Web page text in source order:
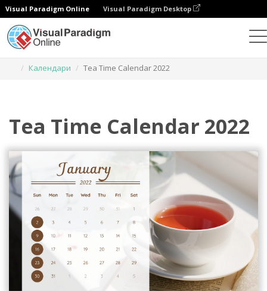
Visual Paradigm Online Visual Paradigm Desktop
Календари
Tea Time Calendar 2022
Tea Time Calendar 2022